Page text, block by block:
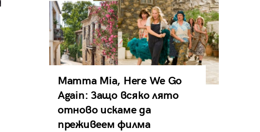
Mamma Mia, Here We Go
Again: Защо всяко лято
отново искаме да
преживеем филма